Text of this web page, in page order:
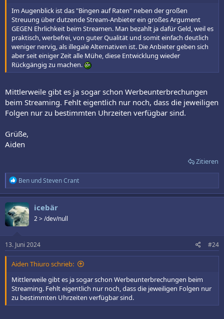
Im Augenblick ist das "Bingen auf Raten" neben der großen
Streuung über dutzende Stream-Anbieter ein großes Argument
GEGEN Ehrlichkeit beim Streamen. Man bezahlt ja dafür Geld, weil es
praktisch, werbefrei, von guter Qualität und somit einfach deutlich
weniger nervig, als illegale Alternativen ist. Die Anbieter geben sich
aber seit einiger Zeit alle Mühe, diese Entwicklung wieder
Rückgängig zu machen.
Mittlerweile gibt es ja sogar schon Werbeunterbrechungen
beim Streaming. Fehlt eigentlich nur noch, dass die jeweiligen
Folgen nur zu bestimmten Uhrzeiten verfügbar sind.
Grüße,
Aiden
Zitieren
R
e
a
k
t
i
o
e
n
Ben undSteven Crant
icebär
2 > /dev/null
13. Juni 2024 #24
Aiden Thiuro schrieb:
Mittlerweile gibt es ja sogar schon Werbeunterbrechungen beim
Streaming. Fehlt eigentlich nur noch, dass die jeweiligen Folgen nur
zu bestimmten Uhrzeiten verfügbar sind.